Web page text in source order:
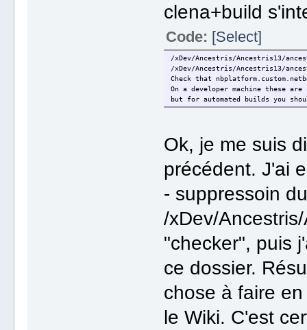
clena+build
Code: [Select]
/xDev/Ancestris/Ancestris13/
/xDev/Ancestris/Ancestris13/
Check that
On a developer machine these
but for automated builds you
Ok, je me suis
précédent. J'ai
- suppressoin
/xDev/
"checker", puis
ce dossier.
chose à faire
le Wiki. C'est